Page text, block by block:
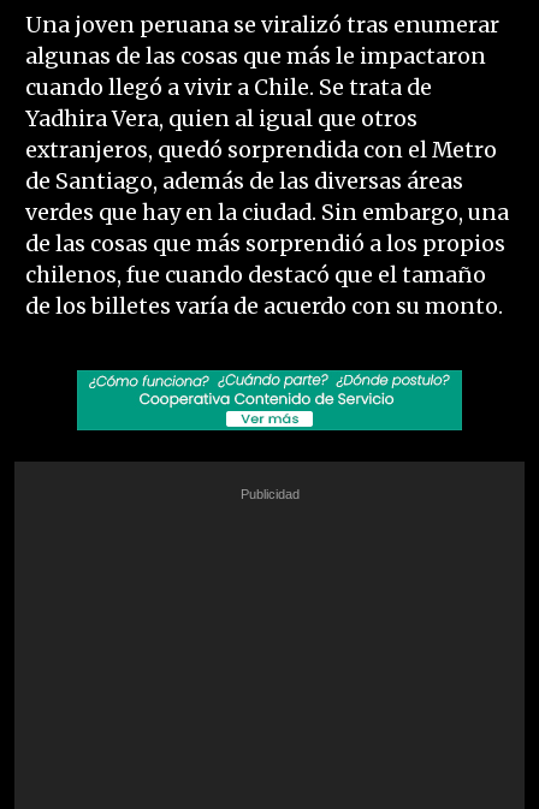
Una joven peruana se viralizó tras enumerar
algunas de las cosas que más le impactaron
cuando llegó a vivir a Chile. Se trata de
Yadhira Vera, quien al igual que otros
extranjeros, quedó sorprendida con el Metro
de Santiago, además de las diversas áreas
verdes que hay en la ciudad. Sin embargo, una
de las cosas que más sorprendió a los propios
chilenos, fue cuando destacó que el tamaño
de los billetes varía de acuerdo con su monto.